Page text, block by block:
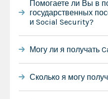
Помогаете ли Вы в
государственных
и Social Security?
Могу ли я получать
Сколько я могу